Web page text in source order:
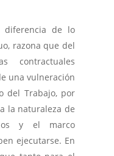
diferencia de lo
razona que del
contractuales
una vulneración
del Trabajo, por
la naturaleza de
y el marco
ejecutarse. En